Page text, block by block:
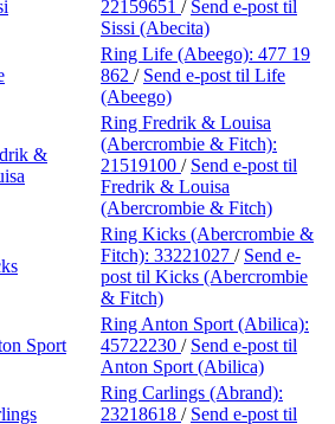
22159651 / Send e-post til
Sissi (Abecita)
Ring Life (Abeego): 477 19
862 / Send e-post til Life
(Abeego)
&
Ring Fredrik & Louisa
(Abercrombie & Fitch):
21519100 / Send e-post til
Fredrik & Louisa
(Abercrombie & Fitch)
Ring Kicks (Abercrombie &
Fitch): 33221027 / Send e-
post til Kicks (Abercrombie
& Fitch)
Sport
Ring Anton Sport (Abilica):
45722230 / Send e-post til
Anton Sport (Abilica)
Ring Carlings (Abrand):
23218618 / Send e-post til